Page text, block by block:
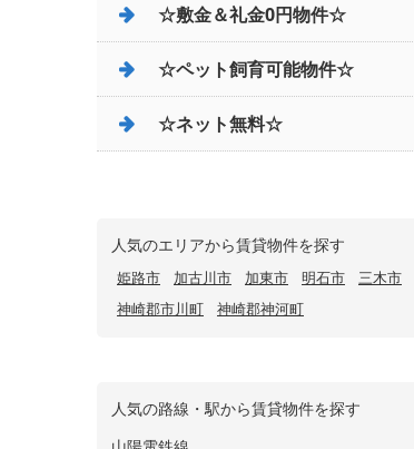
☆敷金＆礼金0円物件☆
☆ペット飼育可能物件☆
☆ネット無料☆
人気のエリアから賃貸物件を探す
姫路市 加古川市 加東市 明石市 三木市
神崎郡市川町
神崎郡神河町
人気の路線・駅から賃貸物件を探す